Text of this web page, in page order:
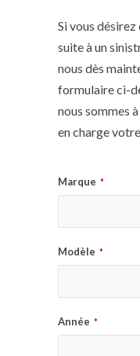
Si vous
suite à un
nous dès
formulaire ci-
nous sommes
en charge
Marque *
Modèle *
Année *